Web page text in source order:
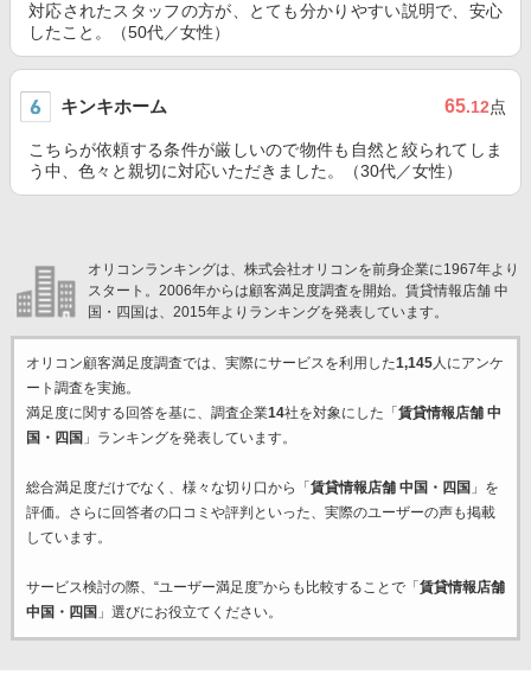
対応されたスタッフの方が、とても分かりやすい説明で、安心
したこと。（50代／女性）
キンキホーム 65.12点
こちらが依頼する条件が厳しいので物件も自然と絞られてしま
う中、色々と親切に対応いただきました。（30代／女性）
オリコンランキングは、株式会社オリコンを前身企業に1967年より
スタート。2006年からは顧客満足度調査を開始。賃貸情報店舗 中
国・四国は、2015年よりランキングを発表しています。
オリコン顧客満足度調査では、実際にサービスを利用した1,145人にアンケ
ート調査を実施。
満足度に関する回答を基に、調査企業14社を対象にした「 賃貸情報店舗 中
国・四国 」ランキングを発表しています。
総合満足度だけでなく、様々な切り口から「 賃貸情報店舗 中国・四国 」を
評価。さらに回答者の口コミや評判といった、実際のユーザーの声も掲載
しています。
サービス検討の際、“ユーザー満足度”からも比較することで「 賃貸情報店舗
中国・四国 」選びにお役立てください。